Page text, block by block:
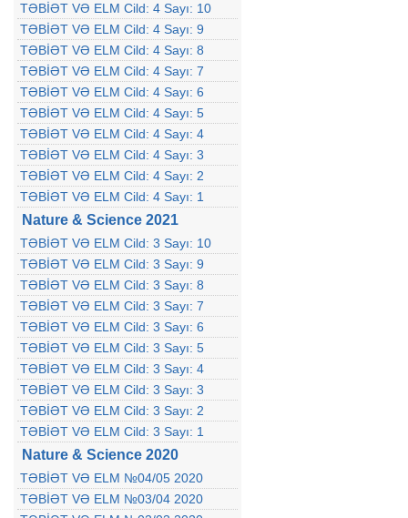
TƏBİƏT VƏ ELM Cild: 4 Sayı: 10
TƏBİƏT VƏ ELM Cild: 4 Sayı: 9
TƏBİƏT VƏ ELM Cild: 4 Sayı: 8
TƏBİƏT VƏ ELM Cild: 4 Sayı: 7
TƏBİƏT VƏ ELM Cild: 4 Sayı: 6
TƏBİƏT VƏ ELM Cild: 4 Sayı: 5
TƏBİƏT VƏ ELM Cild: 4 Sayı: 4
TƏBİƏT VƏ ELM Cild: 4 Sayı: 3
TƏBİƏT VƏ ELM Cild: 4 Sayı: 2
TƏBİƏT VƏ ELM Cild: 4 Sayı: 1
Nature & Science 2021
TƏBİƏT VƏ ELM Cild: 3 Sayı: 10
TƏBİƏT VƏ ELM Cild: 3 Sayı: 9
TƏBİƏT VƏ ELM Cild: 3 Sayı: 8
TƏBİƏT VƏ ELM Cild: 3 Sayı: 7
TƏBİƏT VƏ ELM Cild: 3 Sayı: 6
TƏBİƏT VƏ ELM Cild: 3 Sayı: 5
TƏBİƏT VƏ ELM Cild: 3 Sayı: 4
TƏBİƏT VƏ ELM Cild: 3 Sayı: 3
TƏBİƏT VƏ ELM Cild: 3 Sayı: 2
TƏBİƏT VƏ ELM Cild: 3 Sayı: 1
Nature & Science 2020
TƏBİƏT VƏ ELM №04/05 2020
TƏBİƏT VƏ ELM №03/04 2020